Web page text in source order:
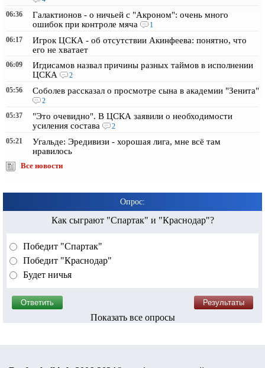
06:36
Галактионов - о ничьей с "Акроном": очень много
ошибок при контроле мяча
1
06:17
Игрок ЦСКА - об отсутствии Акинфеева: понятно, что
его не хватает
06:09
Игдисамов назвал причины разных таймов в исполнении
ЦСКА
2
05:56
Соболев рассказал о просмотре сына в академии "Зенита"
2
05:37
"Это очевидно". В ЦСКА заявили о необходимости
усиления состава
2
05:21
Угальде: Эредивизи - хорошая лига, мне всё там
нравилось
Все новости
Опрос:
Как сыграют "Спартак" и "Краснодар"?
Победит "Спартак"
Победит "Краснодар"
Будет ничья
Показать все опросы